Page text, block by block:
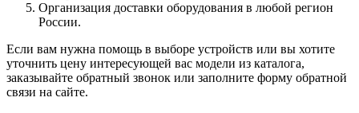
Организация доставки оборудования в любой регион
России.
Если вам нужна помощь в выборе устройств или вы хотите
уточнить цену интересующей вас модели из каталога,
заказывайте обратный звонок или заполните форму обратной
связи на сайте.